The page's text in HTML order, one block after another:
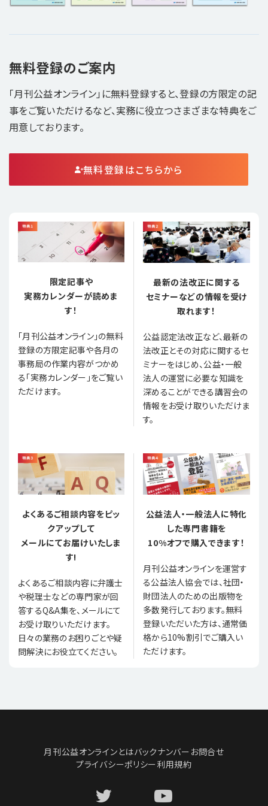
無料登録のご案内
「月刊公益オンライン」に無料登録すると、登録の方限定の記
事をご覧いただけるなど、実務に役立つさまざまな特典をご
用意しております。
無料登録はこちらから
限定記事や
実務カレンダーが読めま
す！
「月刊公益オンライン」の無料
登録の方限定記事や各月の
事務局の作業内容がつかめ
る「実務カレンダー」をご覧い
ただけます。
最新の法改正に関する
セミナーなどの情報を受け
取れます！
公益認定法改正など、最新の
法改正とその対応に関するセ
ミナーをはじめ、公益・一般
法人の運営に必要な知識を
深めることができる講習会の
情報をお受け取りいただけま
す。
よくあるご相談内容をピッ
クアップして
メールにてお届けいたしま
す!
よくあるご相談内容に弁護士
や税理士などの専門家が回
答するQ&A集を、メールにて
お受け取りいただけます。
日々の業務のお困りごとや疑
問解決にお役立てください。
公益法人・一般法人に特化
した専門書籍を
10%オフで購入できます！
月刊公益オンラインを運営す
る公益法人協会では、社団・
財団法人のための出版物を
多数発行しております。無料
登録いただいた方は、通常価
格から10%割引でご購入い
ただけます。
月刊公益オンラインとはバックナンバー お問合せ
プライバシーポリシー利用規約